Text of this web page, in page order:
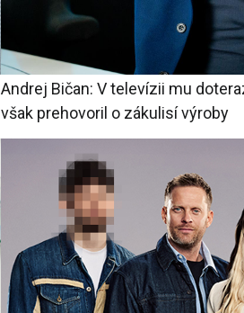
Andrej Bičan: V televízii mu
však prehovoril o zákulisí výroby